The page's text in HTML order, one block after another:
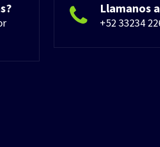
Llamanos
+52 33234